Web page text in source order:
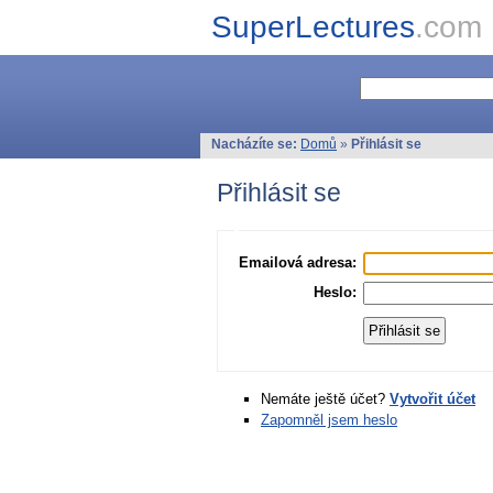
SuperLectures.com
Nacházíte se: Domů » Přihlásit se
Přihlásit se
Emailová adresa:
Heslo:
Nemáte ještě účet? Vytvořit účet
Zapomněl jsem heslo